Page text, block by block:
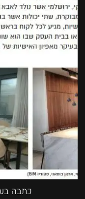
כתבה